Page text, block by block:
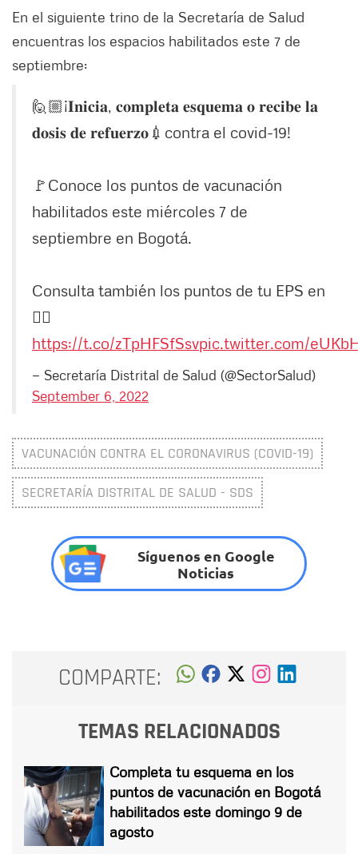
En el siguiente trino de la Secretaría de Salud
encuentras los espacios habilitados este 7 de
septiembre:
🙋🏼¡𝐈𝐧𝐢𝐜𝐢𝐚, 𝐜𝐨𝐦𝐩𝐥𝐞𝐭𝐚 𝐞𝐬𝐪𝐮𝐞𝐦𝐚 𝐨 𝐫𝐞𝐜𝐢𝐛𝐞 𝐥𝐚
𝐝𝐨𝐬𝐢𝐬 𝐝𝐞 𝐫𝐞𝐟𝐮𝐞𝐫𝐳𝐨💉contra el covid-19!
🚩Conoce los puntos de vacunación
habilitados este miércoles 7 de
septiembre en Bogotá.
Consulta también los puntos de tu EPS en
👉🏼
https://t.co/zTpHFSfSsvpic.twitter.com/
— Secretaría Distrital de Salud (@SectorSalud)
September 6, 2022
VACUNACIÓN CONTRA EL CORONAVIRUS (COVID-19)
SECRETARÍA DISTRITAL DE SALUD - SDS
Síguenos en Google
Noticias
COMPARTE:
TEMAS RELACIONADOS
Completa tu esquema en los
puntos de vacunación en Bogotá
habilitados este domingo 9 de
agosto